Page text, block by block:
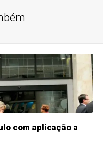
com aplicação a